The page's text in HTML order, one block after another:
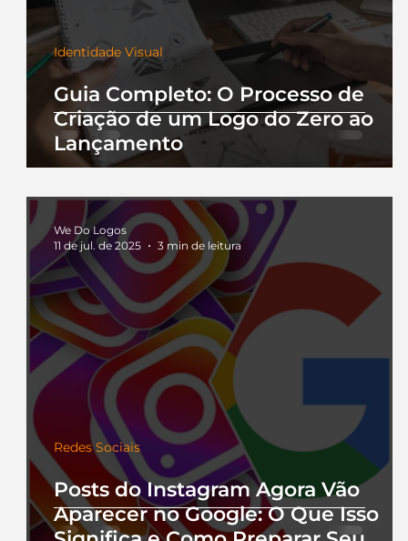
Guia Completo: O Processo de
Criação de um Logo do Zero ao
Lançamento
Identidade Visual
Posts do Instagram Agora Vão
Aparecer no Google: O Que Isso
Redes Sociais
We Do Logos
11 de jul. de 2025
3 min de leitura